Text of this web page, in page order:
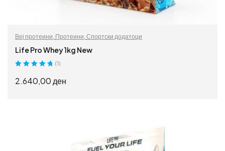
Веј протеини, Протеини, Спортски додатоци
Life Pro Whey 1kg New
од 5
(1)
2.640,00 ден